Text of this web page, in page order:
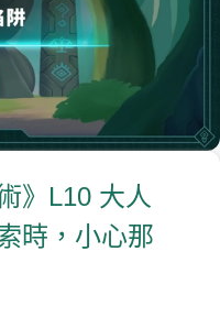
》L10 大人
時，小心那